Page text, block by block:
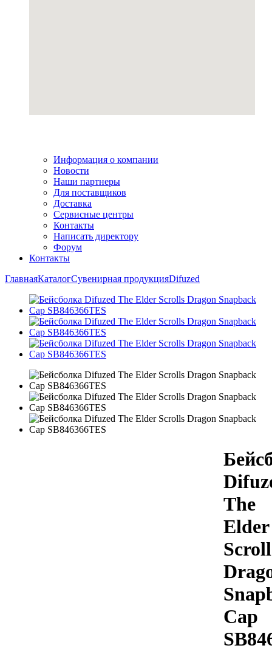
Информация о компании
Новости
Наши партнеры
Для поставщиков
Доставка
Сервисные центры
Контакты
Написать директору
Форум
Контакты
ГлавнаяКаталогСувенирная продукцияDifuzed
The
Elder
Cap